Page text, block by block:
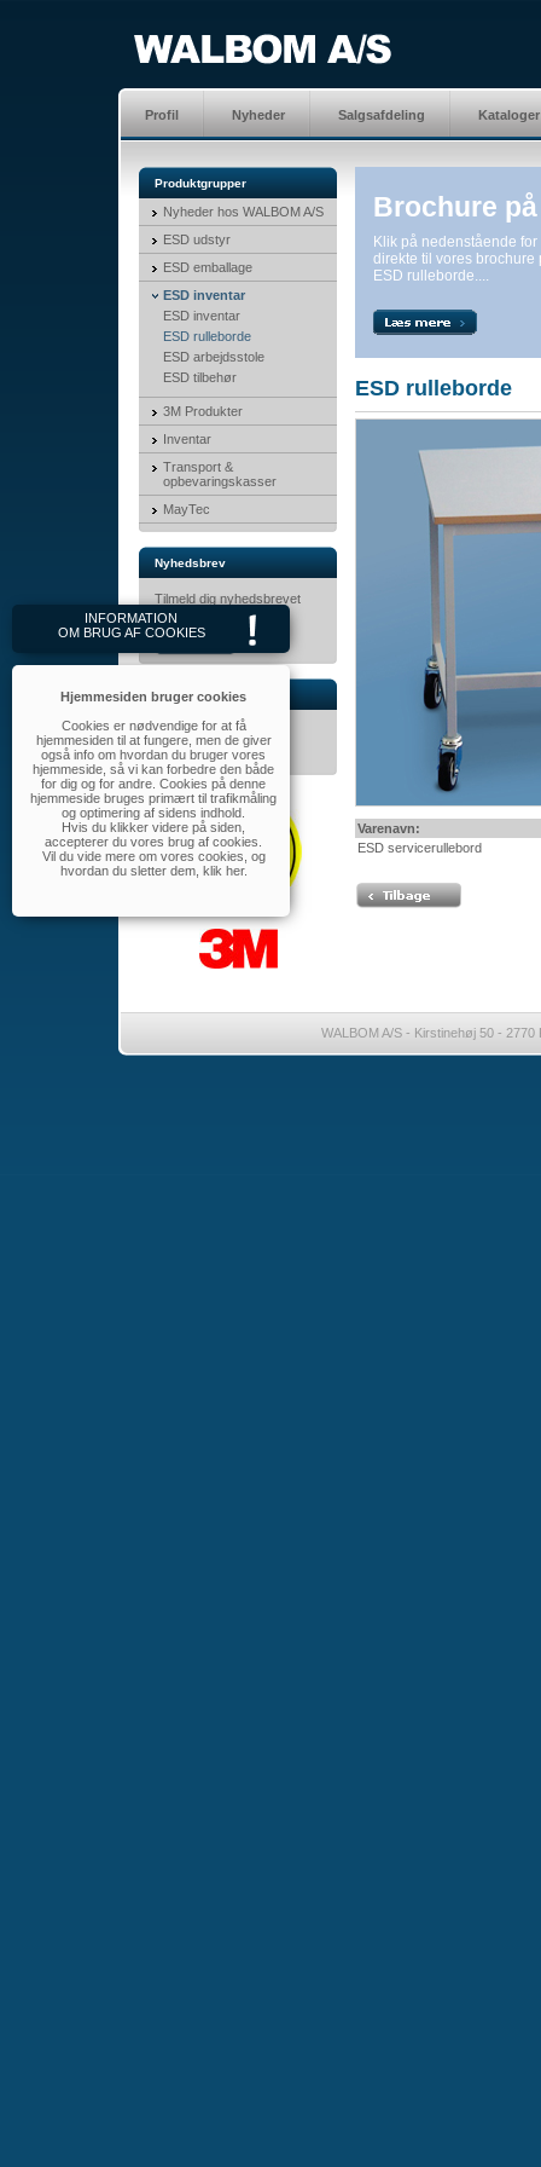
Profil Nyheder Salgsafdeling Kataloger
Produktgrupper
Nyheder hos WALBOM A/S
ESD udstyr
ESD emballage
ESD inventar
ESD inventar
ESD rulleborde
ESD arbejdsstole
ESD tilbehør
3M Produkter
Inventar
Transport &
opbevaringskasser
MayTec
Nyhedsbrev
Tilmeld dig nyhedsbrevet
her.
Kontakt
WALBOM A/S
Tlf.: 32 46 11 60
walbom@walbom.dk
Brochure
Klik på nedenstående for
direkte til vores brochure
ESD rulleborde....
ESD rulleborde
Varenavn:
ESD servicerullebord
WALBOM A/S - Kirstinehøj 50 -
INFORMATION
OM BRUG AF COOKIES
Hjemmesiden bruger cookies
Cookies er nødvendige for at få
hjemmesiden til at fungere, men de giver
også info om hvordan du bruger vores
hjemmeside, så vi kan forbedre den både
for dig og for andre. Cookies på denne
hjemmeside bruges primært til trafikmåling
og optimering af sidens indhold.
Hvis du klikker videre på siden,
accepterer du vores brug af cookies.
Vil du vide mere om vores cookies, og
hvordan du sletter dem, klik her.